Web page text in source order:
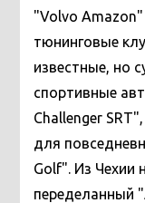
"Volvo
тюнинговые
известные, но
спортивные
Challenger
для
Golf". Из Чехии
переделанный